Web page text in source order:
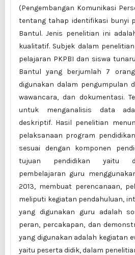
(Pengembangan Komunikasi
tentang tahap identifikasi bunyi
Bantul. Jenis penelitian ini
kualitatif. Subjek dalam
pelajaran PKPBI dan siswa
Bantul yang berjumlah 7
digunakan dalam pengumpulan
wawancara, dan dokumentasi.
untuk menganalisis data
deskriptif. Hasil penelitian
pelaksanaan program
sesuai dengan komponen
tujuan pendidikan yaitu
pembelajaran guru
2013, membuat perencanaan,
meliputi kegiatan pendahuluan,
yang digunakan guru adalah
peran, percakapan, dan
yang digunakan adalah kegiatan
yaitu peserta didik, dalam